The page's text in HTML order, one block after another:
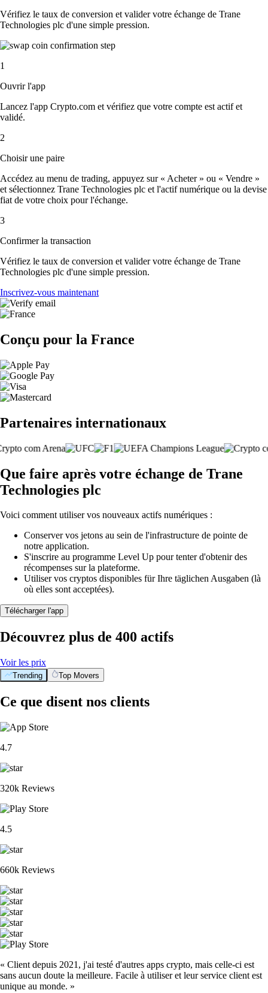
Vérifiez le taux de conversion et valider votre échange de Trane
Technologies plc d'une simple pression.
1
Ouvrir l'app
Lancez l'app Crypto.com et vérifiez que votre compte est actif et
validé.
2
Choisir une paire
Accédez au menu de trading, appuyez sur « Acheter » ou « Vendre »
et sélectionnez Trane Technologies plc et l'actif numérique ou la devise
fiat de votre choix pour l'échange.
3
Confirmer la transaction
Vérifiez le taux de conversion et valider votre échange de Trane
Technologies plc d'une simple pression.
Inscrivez-vous maintenant
Conçu pour la France
Partenaires internationaux
Que faire après votre échange de Trane
Technologies plc
Voici comment utiliser vos nouveaux actifs numériques :
Conserver vos jetons au sein de l'infrastructure de pointe de
notre application.
S'inscrire au programme Level Up pour tenter d'obtenir des
récompenses sur la plateforme.
Utiliser vos cryptos disponibles für Ihre täglichen Ausgaben (là
où elles sont acceptées).
Télécharger l'app
Découvrez plus de 400 actifs
Voir les prix
Trending Top Movers
Ce que disent nos clients
4.7
320k Reviews
4.5
660k Reviews
« Client depuis 2021, j'ai testé d'autres apps crypto, mais celle-ci est
sans aucun doute la meilleure. Facile à utiliser et leur service client est
unique au monde. »